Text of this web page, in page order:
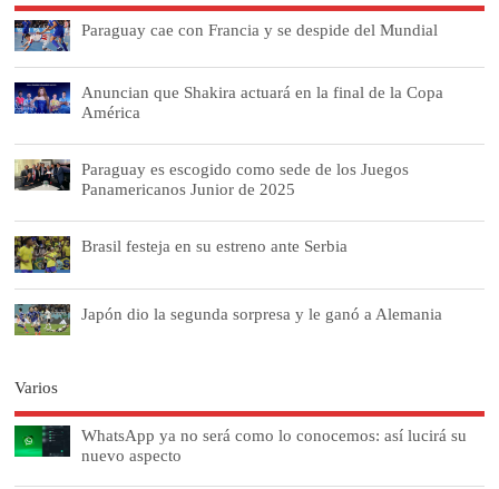
Paraguay cae con Francia y se despide del Mundial
Anuncian que Shakira actuará en la final de la Copa
América
Paraguay es escogido como sede de los Juegos
Panamericanos Junior de 2025
Brasil festeja en su estreno ante Serbia
Japón dio la segunda sorpresa y le ganó a Alemania
Varios
WhatsApp ya no será como lo conocemos: así lucirá su
nuevo aspecto